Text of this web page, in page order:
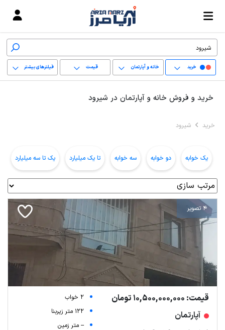
خرید خانه و آپارتمان قیمت فیلترهای بیشتر
خرید و فروش خانه و آپارتمان در شیرود
خرید شیرود
یک خوابه دو خوابه سه خوابه تا یک میلیارد یک تا سه میلیارد
4 تصویر
قیمت: 10,500,000,000 تومان
آپارتمان
2 خواب
122 متر زیربنا
-- متر زمین